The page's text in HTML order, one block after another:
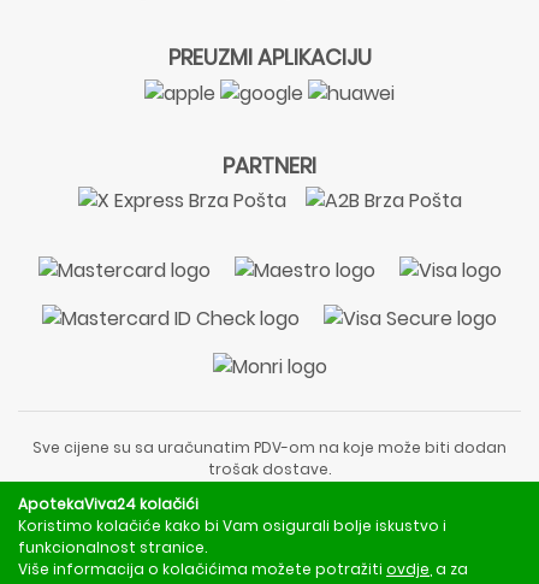
PREUZMI APLIKACIJU
PARTNERI
Sve cijene su sa uračunatim PDV-om na koje može biti dodan
trošak dostave.
liječnički pregled ili savjet farmaceuta.
Za obavijesti o mjerama opreza, rizicima i nuspojavama
obratite se svom liječniku ili farmaceutu.
ApotekaViva24 kolačići
Koristimo kolačiće kako bi Vam osigurali bolje iskustvo i
funkcionalnost stranice.
Više informacija o kolačićima možete potražiti ovdje , a za